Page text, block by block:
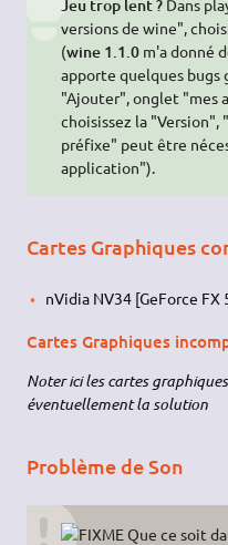
Jeu trop lent ?Dans
versions de wine",
(wine 1.1.0m'a donné
apporte quelques bugs
"Ajouter", onglet "mes
choisissez la "Version",
préfixe" peut être
application").
Cartes Graphiques
nVidia NV34 [GeForce
Cartes Graphiques
Noter ici les cartes
éventuellement la solution
Problème de Son
Que ce soit